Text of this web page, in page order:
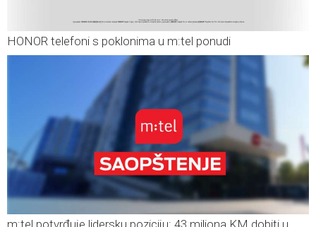
HONOR telefoni s poklonima u m:tel ponudi
m:tel potvrđuje lidersku poziciju: 43 miliona KM dobiti u